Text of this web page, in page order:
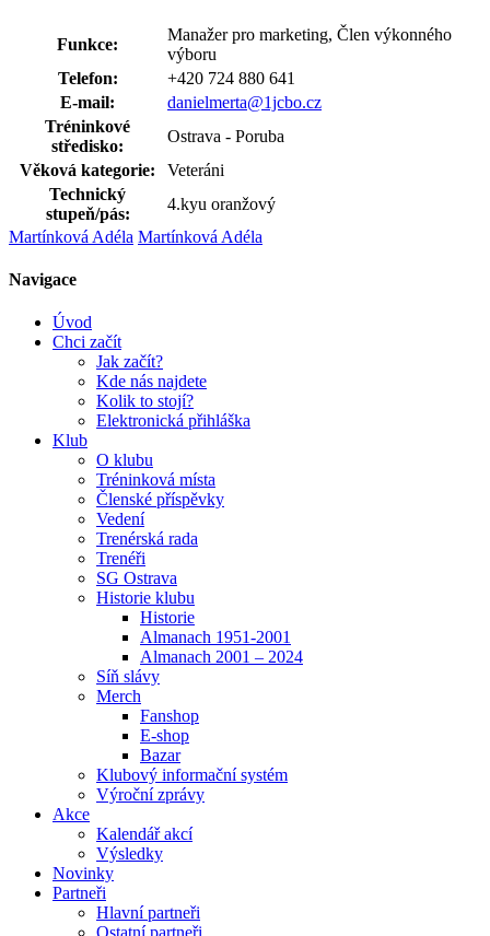
Funkce:
Manažer pro marketing, Člen výkonného
výboru
Telefon:
+420 724 880 641
E-mail:
danielmerta@1jcbo.cz
Tréninkové
středisko:
Ostrava - Poruba
Věková kategorie:
Veteráni
Technický
stupeň/pás:
4.kyu oranžový
Martínková Adéla Martínková Adéla
Navigace
Úvod
Chci začít
Jak začít?
Kde nás najdete
Kolik to stojí?
Elektronická přihláška
Klub
O klubu
Tréninková místa
Členské příspěvky
Vedení
Trenérská rada
Trenéři
SG Ostrava
Historie klubu
Historie
Almanach 1951-2001
Almanach 2001 – 2024
Síň slávy
Merch
Fanshop
E-shop
Bazar
Klubový informační systém
Výroční zprávy
Akce
Kalendář akcí
Výsledky
Novinky
Partneři
Hlavní partneři